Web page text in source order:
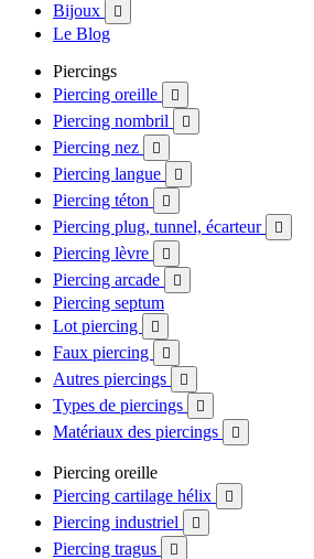
Bijoux 
Le Blog
Piercings
Piercing oreille

Piercing nombril 
Piercing nez 
Piercing langue 
Piercing téton 
Piercing plug, tunnel, écarteur 
Piercing lèvre 
Piercing arcade 
Piercing septum
Lot piercing

Faux piercing 
Autres piercings 
Types de piercings 
Matériaux des piercings 
Piercing oreille
Piercing cartilage hélix

Piercing industriel 
Piercing tragus 